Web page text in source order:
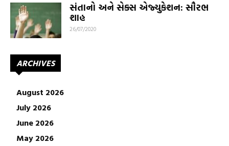
સંતાનો અને સેક્સ એજ્યુકેશન: સૌરભ
શાહ
26/07/2020
ARCHIVES
August 2026
July 2026
June 2026
May 2026